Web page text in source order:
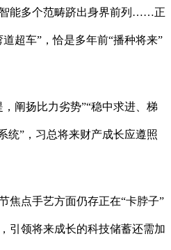
能多个范畴跻出身界前列……正
超车”，恰是多年前“播种将来”
阐扬比力劣势”“稳中求进、梯
统”，习总将来财产成长应遵照
点手艺方面仍存正在“卡脖子”
引领将来成长的科技储蓄还需加